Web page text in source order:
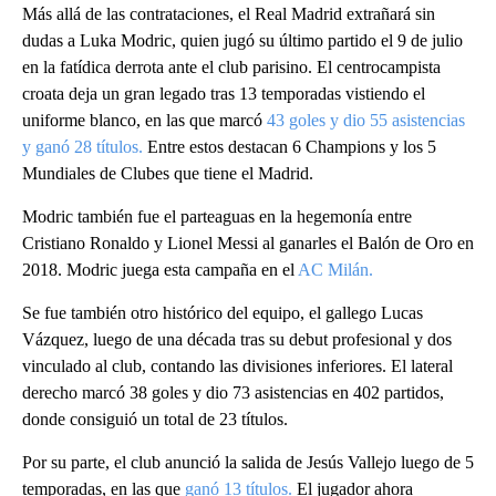
Más allá de las contrataciones, el Real Madrid extrañará sin
dudas a Luka Modric, quien jugó su último partido el 9 de julio
en la fatídica derrota ante el club parisino. El centrocampista
croata deja un gran legado tras 13 temporadas vistiendo el
uniforme blanco, en las que marcó 43 goles y dio 55 asistencias
y ganó 28 títulos. Entre estos destacan 6 Champions y los 5
Mundiales de Clubes que tiene el Madrid.
Modric también fue el parteaguas en la hegemonía entre
Cristiano Ronaldo y Lionel Messi al ganarles el Balón de Oro en
2018. Modric juega esta campaña en el AC Milán.
Se fue también otro histórico del equipo, el gallego Lucas
Vázquez, luego de una década tras su debut profesional y dos
vinculado al club, contando las divisiones inferiores. El lateral
derecho marcó 38 goles y dio 73 asistencias en 402 partidos,
donde consiguió un total de 23 títulos.
Por su parte, el club anunció la salida de Jesús Vallejo luego de 5
temporadas, en las que ganó 13 títulos. El jugador ahora